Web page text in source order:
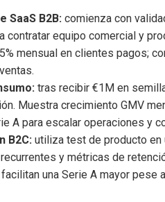
SaaS B2B: comienza con
contratar equipo comercial y
mensual en clientes pagos;
tras recibir €1M en
Muestra crecimiento GMV
A para escalar operaciones y
B2C: utiliza test de producto en
y métricas de
una Serie A mayor pese